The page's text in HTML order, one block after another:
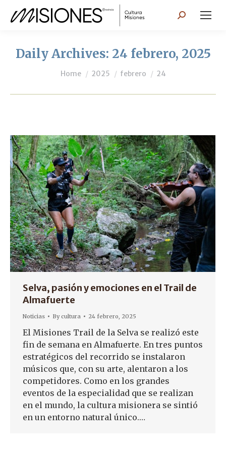
Search:
Daily Archives: 24 febrero, 2025
You are here:
Home 2025 febrero 24
Selva, pasión y emociones en el Trail de
Almafuerte
Noticias Bycultura 24 febrero, 2025
El Misiones Trail de la Selva se realizó este
fin de semana en Almafuerte. En tres puntos
estratégicos del recorrido se instalaron
músicos que, con su arte, alentaron a los
competidores. Como en los grandes
eventos de la especialidad que se realizan
en el mundo, la cultura misionera se sintió
en un entorno natural único.…